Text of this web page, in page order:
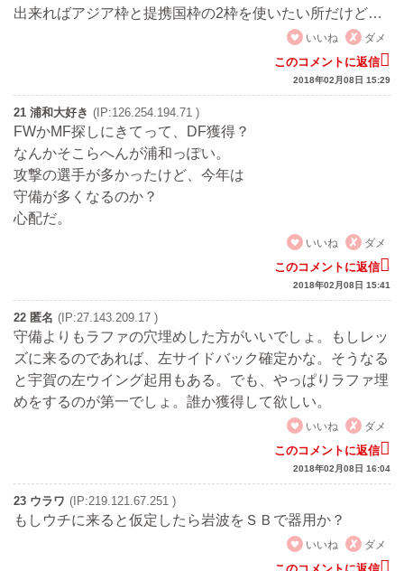
出来ればアジア枠と提携国枠の2枠を使いたい所だけど…
いいね
ダメ
このコメントに返信
2018年02月08日 15:29
21 浦和大好き (IP:126.254.194.71 )
FWかMF探しにきてって、DF獲得？
なんかそこらへんが浦和っぽい。
攻撃の選手が多かったけど、今年は
守備が多くなるのか？
心配だ。
いいね
ダメ
このコメントに返信
2018年02月08日 15:41
22 匿名 (IP:27.143.209.17 )
守備よりもラファの穴埋めした方がいいでしょ。もしレッ
ズに来るのであれば、左サイドバック確定かな。そうなる
と宇賀の左ウイング起用もある。でも、やっぱりラファ埋
めをするのが第一でしょ。誰か獲得して欲しい。
いいね
ダメ
このコメントに返信
2018年02月08日 16:04
23 ウラワ (IP:219.121.67.251 )
もしウチに来ると仮定したら岩波をＳＢで器用か？
いいね
ダメ